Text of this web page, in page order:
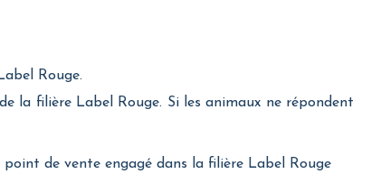
Rouge.
la filière Label Rouge. Si les animaux ne répondent
de vente engagé dans la filière Label Rouge